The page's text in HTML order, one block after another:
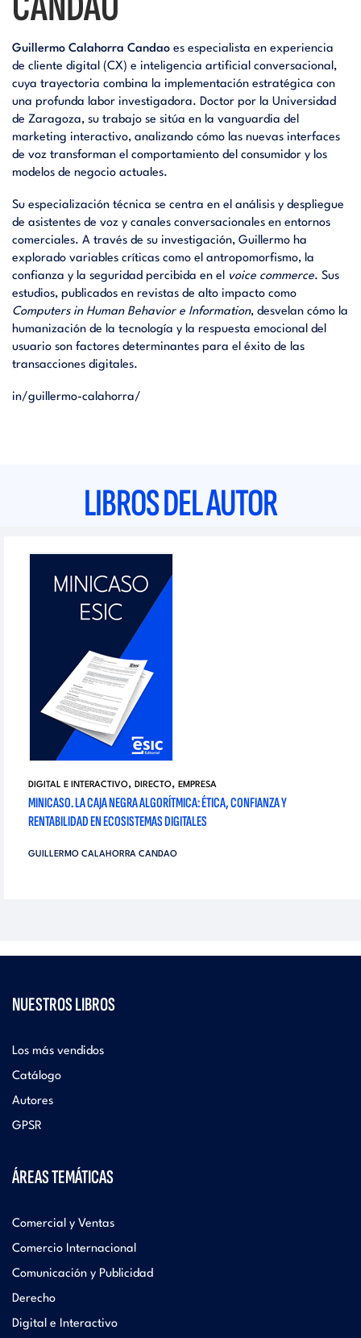
Guillermo Calahorra Candao es especialista en experiencia
de cliente digital (CX) e inteligencia artificial conversacional,
cuya trayectoria combina la implementación estratégica con
una profunda labor investigadora. Doctor por la Universidad
de Zaragoza, su trabajo se sitúa en la vanguardia del
marketing interactivo, analizando cómo las nuevas interfaces
de voz transforman el comportamiento del consumidor y los
modelos de negocio actuales.
Su especialización técnica se centra en el análisis y despliegue
de asistentes de voz y canales conversacionales en entornos
comerciales. A través de su investigación, Guillermo ha
explorado variables críticas como el antropomorfismo, la
confianza y la seguridad percibida en el voice commerce. Sus
estudios, publicados en revistas de alto impacto como
Computers in Human Behavior e Information, desvelan cómo la
humanización de la tecnología y la respuesta emocional del
usuario son factores determinantes para el éxito de las
transacciones digitales.
in/guillermo-calahorra/
LIBROS DEL AUTOR
DIGITAL E INTERACTIVO, DIRECTO, EMPRESA
MINICASO. LA CAJA NEGRA ALGORÍTMICA: ÉTICA, CONFIANZA Y
RENTABILIDAD EN ECOSISTEMAS DIGITALES
GUILLERMO CALAHORRA CANDAO
NUESTROS LIBROS
Los más vendidos
Catálogo
Autores
GPSR
ÁREAS TEMÁTICAS
Comercial y Ventas
Comercio Internacional
Comunicación y Publicidad
Derecho
Digital e Interactivo